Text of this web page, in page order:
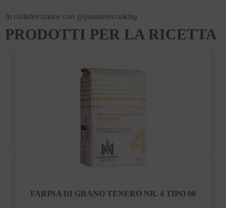
In collaborazione con @passionecooking
PRODOTTI PER LA RICETTA
FARINA DI GRANO TENERO NR. 4 TIPO 00